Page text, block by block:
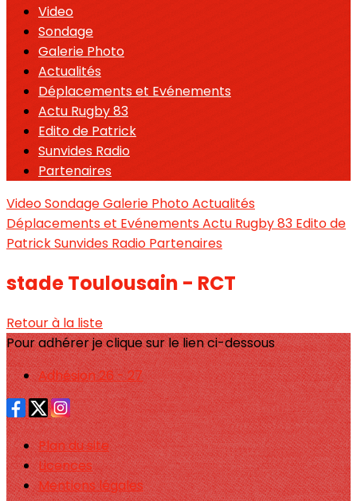
Video
Sondage
Galerie Photo
Actualités
Déplacements et Evénements
Actu Rugby 83
Edito de Patrick
Sunvides Radio
Partenaires
VideoSondageGalerie PhotoActualités
Déplacements et EvénementsActu Rugby 83 Edito de
PatrickSunvides Radio Partenaires
stade Toulousain - RCT
Retour à la liste
Pour adhérer je clique sur le lien ci-dessous
Adhésion 26 - 27
Plan du site
Licences
Mentions légales